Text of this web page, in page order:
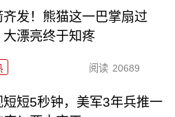
齐发！熊猫这一巴掌扇过
大漂亮终于知疼
阅读 20689
短短5秒钟，美军3年兵推一